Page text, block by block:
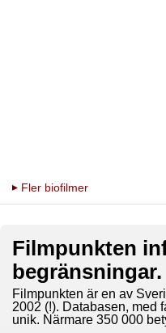
Fler biofilmer
Filmpunkten
begränsningar.
Filmpunkten är en av
2002 (!). Databasen, med
unik. Närmare 350 000